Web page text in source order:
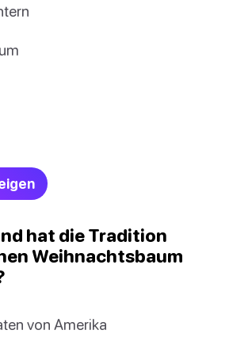
hat die Tradition
Weihnachtsbaum
von Amerika